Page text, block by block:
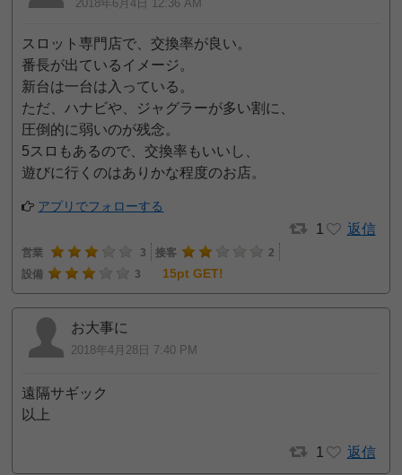
2018年6月4日 12:36 AM
スロット専門店で、交換率が良い。
番長が出ているイメージ。
新台は一台は入っている。
ただ、ハナビや、ジャグラーが多い割に、
圧倒的に弱いのが残念。
5スロもあるので、交換率もいいし、
遊びに行くのはありかな程度のお店。
アプリでフォローする
1 返信
営業 3 接客
2
設備
3 15pt GET!
お大事に
2018年4月28日 7:40 PM
遠隔サギック
以上
1 返信